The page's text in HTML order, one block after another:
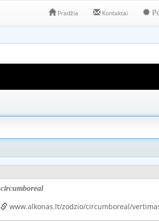
Pradžia Kontaktai
circumboreal
www.alkonas.lt/zodzio/circumboreal/